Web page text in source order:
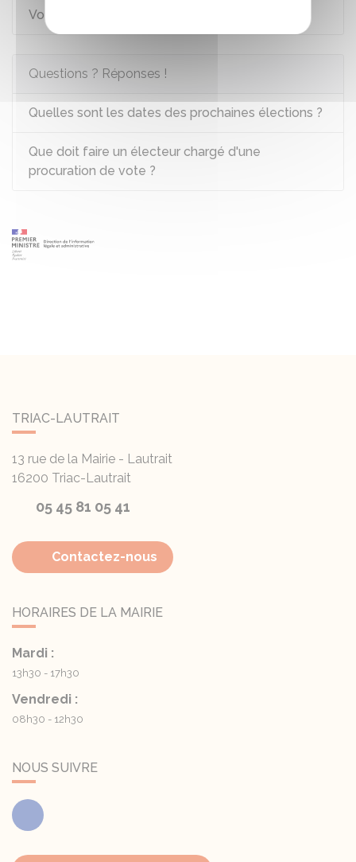
Vote par procuration
Questions ? Réponses !
Quelles sont les dates des prochaines élections ?
Que doit faire un électeur chargé d'une
procuration de vote ?
TRIAC-LAUTRAIT
13 rue de la Mairie - Lautrait
16200 Triac-Lautrait
05 45 81 05 41
Contactez-nous
HORAIRES DE LA MAIRIE
Mardi :
13h30 - 17h30
Vendredi :
08h30 - 12h30
NOUS SUIVRE
Facebook